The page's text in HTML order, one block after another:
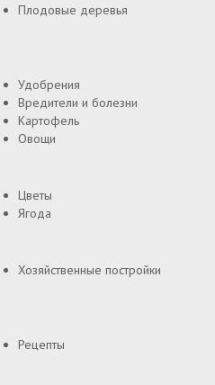
Плодовые деревья
Удобрения
Вредители и болезни
Картофель
Овощи
Цветы
Ягода
Хозяйственные постройки
Рецепты